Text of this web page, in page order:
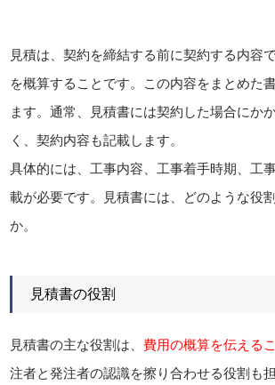
見積は、契約を締結する前に契約する内容
を概算することです。この内容をまとめた
ます。通常、見積書には契約した場合にか
く、契約内容も記載します。
具体的には、工事内容、工事着手時期、工
載が必要です。見積書には、どのような役
か。
見積書の役割
見積書の主な役割は、 費用の概算を伝える
注者と発注者の認識を擦り合わせる役割も